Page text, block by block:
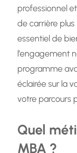
professionnel
de carrière
essentiel de
l’engagement
programme
éclairée sur la
votre parcours
Quel
MBA ?